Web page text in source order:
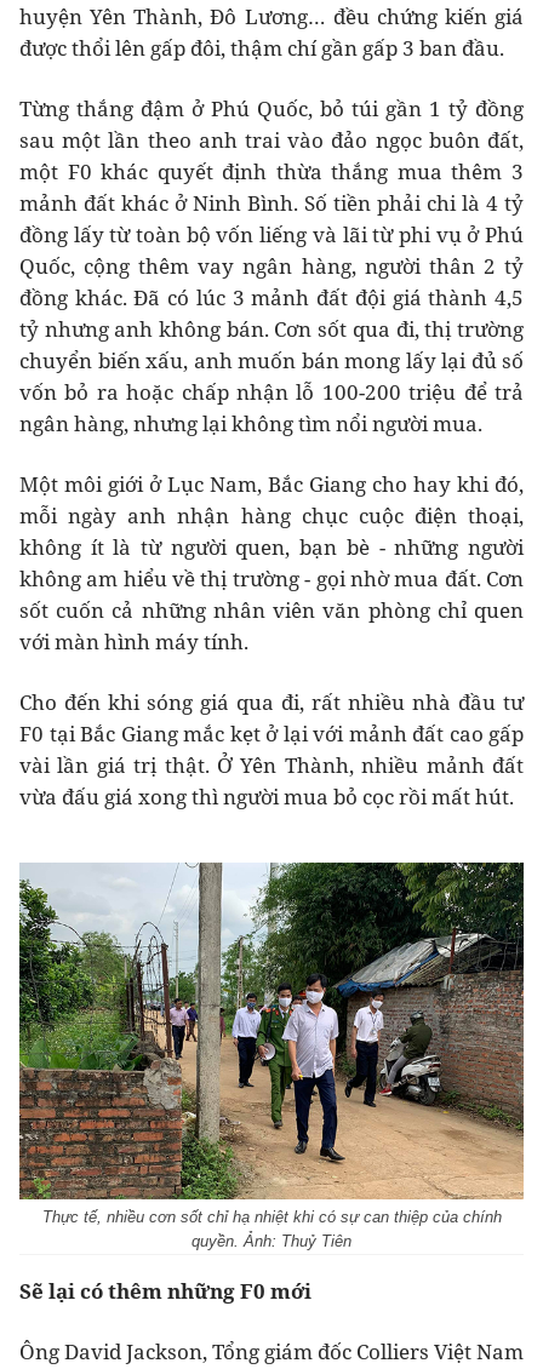
huyện Yên Thành, Đô Lương… đều chứng kiến giá
được thổi lên gấp đôi, thậm chí gần gấp 3 ban đầu.
Từng thắng đậm ở Phú Quốc, bỏ túi gần 1 tỷ đồng
sau một lần theo anh trai vào đảo ngọc buôn đất,
một F0 khác quyết định thừa thắng mua thêm 3
mảnh đất khác ở Ninh Bình. Số tiền phải chi là 4 tỷ
đồng lấy từ toàn bộ vốn liếng và lãi từ phi vụ ở Phú
Quốc, cộng thêm vay ngân hàng, người thân 2 tỷ
đồng khác. Đã có lúc 3 mảnh đất đội giá thành 4,5
tỷ nhưng anh không bán. Cơn sốt qua đi, thị trường
chuyển biến xấu, anh muốn bán mong lấy lại đủ số
vốn bỏ ra hoặc chấp nhận lỗ 100-200 triệu để trả
ngân hàng, nhưng lại không tìm nổi người mua.
Một môi giới ở Lục Nam, Bắc Giang cho hay khi đó,
mỗi ngày anh nhận hàng chục cuộc điện thoại,
không ít là từ người quen, bạn bè - những người
không am hiểu về thị trường - gọi nhờ mua đất. Cơn
sốt cuốn cả những nhân viên văn phòng chỉ quen
với màn hình máy tính.
Cho đến khi sóng giá qua đi, rất nhiều nhà đầu tư
F0 tại Bắc Giang mắc kẹt ở lại với mảnh đất cao gấp
vài lần giá trị thật. Ở Yên Thành, nhiều mảnh đất
vừa đấu giá xong thì người mua bỏ cọc rồi mất hút.
Thực tế, nhiều cơn sốt chỉ hạ nhiệt khi có sự can thiệp của chính
quyền. Ảnh: Thuỷ Tiên
Sẽ lại có thêm những F0 mới
Ông David Jackson, Tổng giám đốc Colliers Việt Nam